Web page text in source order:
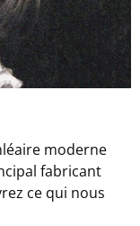
moderne
fabricant
ce qui nous